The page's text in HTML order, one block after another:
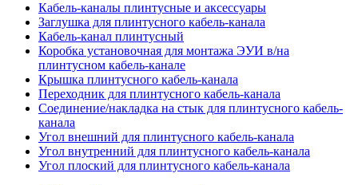
Кабель-каналы плинтусные и аксессуары
Заглушка для плинтусного кабель-канала
Кабель-канал плинтусный
Коробка установочная для монтажа ЭУИ в/на
плинтусном кабель-канале
Крышка плинтусного кабель-канала
Переходник для плинтусного кабель-канала
Соединение/накладка на стык для плинтусного кабель-
канала
Угол внешний для плинтусного кабель-канала
Угол внутренний для плинтусного кабель-канала
Угол плоский для плинтусного кабель-канала